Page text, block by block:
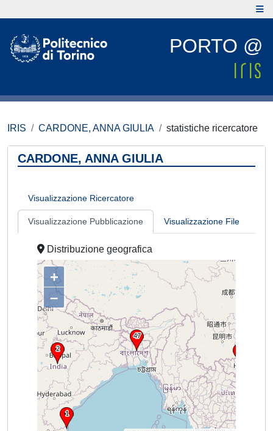
PORTO @
IRIS CARDONE, ANNA GIULIA statistiche ricercatore
CARDONE, ANNA GIULIA
Visualizzazione Ricercatore
Visualizzazione Pubblicazione Visualizzazione File
Distribuzione geografica
+
–